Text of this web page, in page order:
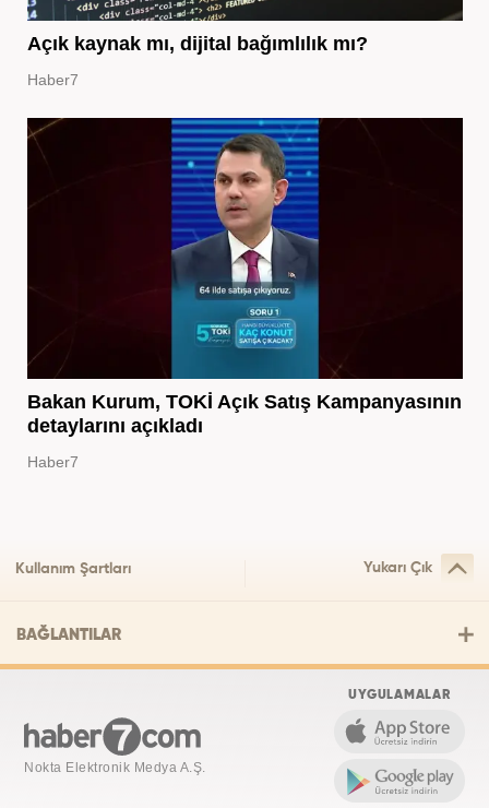
Açık kaynak mı, dijital bağımlılık mı?
Haber7
Bakan Kurum, TOKİ Açık Satış Kampanyasının
detaylarını açıkladı
Haber7
Kullanım Şartları Yukarı Çık
BAĞLANTILAR
Nokta Elektronik Medya A.Ş.
UYGULAMALAR